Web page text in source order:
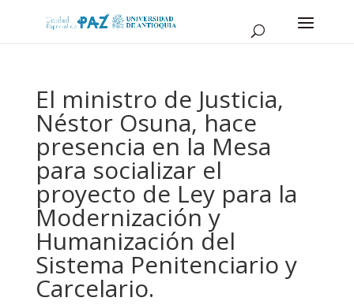
El ministro de Justicia,
Néstor Osuna, hace
presencia en la Mesa
para socializar el
proyecto de Ley para la
Modernización y
Humanización del
Sistema Penitenciario y
Carcelario.